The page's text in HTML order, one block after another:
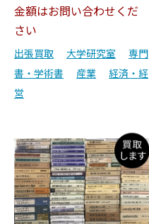
金額はお問い合わせくだ
さい
出張買取 大学研究室
専門
書・学術書
産業
経済・経
営